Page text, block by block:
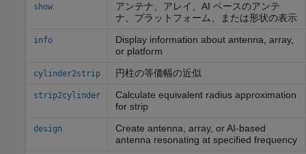
show
アンテナ、アレイ、AI ベースのアンテ
ナ、プラットフォーム、または形状の表示
info
Display information about antenna, array,
or platform
cylinder2strip 円柱の等価幅の近似
strip2cylinder
Calculate equivalent radius approximation
for strip
design
Create antenna, array, or AI-based
antenna resonating at specified frequency